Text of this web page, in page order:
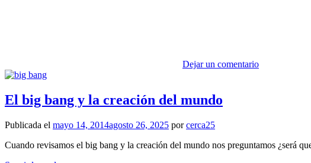
Dejar un comentario
El big bang y la creación del mundo
Publicada el mayo 14, 2014agosto 26, 2025 porcerca25
Cuando revisamos el big bang y la creación del mundo nos preguntamos ¿será